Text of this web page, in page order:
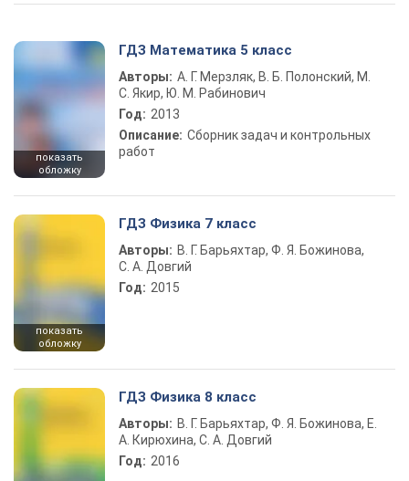
Play Video
показать
обложку
ГДЗ Математика 5 класс
Авторы: А. Г. Мерзляк, В. Б. Полонский, М.
С. Якир, Ю. М. Рабинович
Год: 2013
Описание: Сборник задач и контрольных
работ
показать
обложку
ГДЗ Физика 7 класс
Авторы: В. Г. Барьяхтар, Ф. Я. Божинова,
С. А. Довгий
Год: 2015
ГДЗ Физика 8 класс
Авторы: В. Г. Барьяхтар, Ф. Я. Божинова, Е.
А. Кирюхина, С. А. Довгий
Год: 2016